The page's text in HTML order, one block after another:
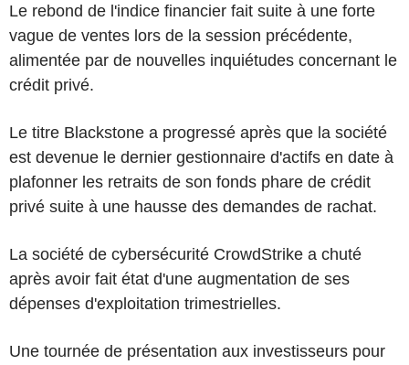
Le rebond de l'indice financier fait suite à une forte
vague de ventes lors de la session précédente,
alimentée par de nouvelles inquiétudes concernant le
crédit privé.
Le titre Blackstone a progressé après que la société
est devenue le dernier gestionnaire d'actifs en date à
plafonner les retraits de son fonds phare de crédit
privé suite à une hausse des demandes de rachat.
La société de cybersécurité CrowdStrike a chuté
après avoir fait état d'une augmentation de ses
dépenses d'exploitation trimestrielles.
Une tournée de présentation aux investisseurs pour